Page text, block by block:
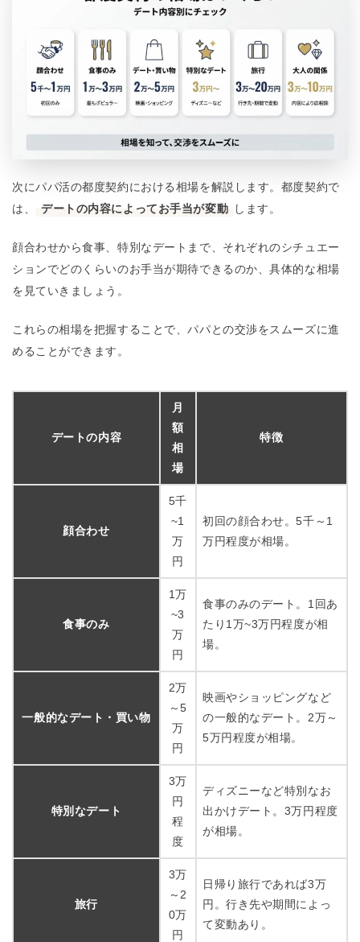
次にパパ活の都度契約における相場を解説します。都度契約で
は、
デートの内容によってお手当が変動 します。
顔合わせから食事、特別なデートまで、それぞれのシチュエー
ションでどのくらいのお手当が期待できるのか、具体的な相場
を見ていきましょう。
これらの相場を把握することで、パパとの交渉をスムーズに進
めることができます。
デートの内容
月
額
相
場
特徴
顔合わせ
5千
~1
万
円
初回の顔合わせ。5千～1
万円程度が相場。
食事のみ
1万
~3
万
円
食事のみのデート。1回あ
たり1万~3万円程度が相
場。
一般的なデート・買い物
2万
～5
万
円
映画やショッピングなど
の一般的なデート。2万～
5万円程度が相場。
特別なデート
3万
円
程
度
ディズニーなど特別なお
出かけデート。3万円程度
が相場。
旅行
3万
～2
0万
円
日帰り旅行であれば3万
円。行き先や期間によっ
て変動あり。